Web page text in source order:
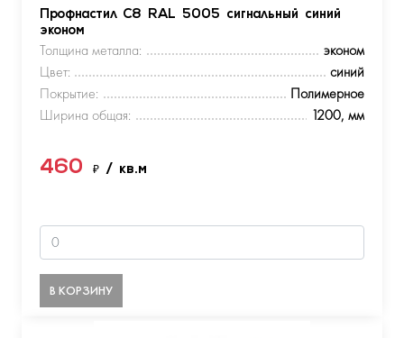
Профнастил С8 RAL 5005 сигнальный синий
эконом
Толщина металла:
эконом
Цвет:
синий
Покрытие:
Полимерное
Ширина общая:
1200, мм
460 ₽ / кв.м
В КОРЗИНУ